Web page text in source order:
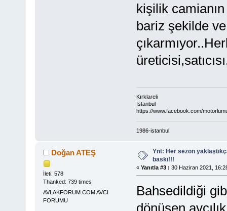
kişilik
bariz şekilde
Kırklareli
İstanbul
https://www.facebook.com/
1986-istanbul
Doğan ATEŞ
İleti: 578
Thanked: 739 times
AVLAKFORUM.COM AVCI
FORUMU
Ynt: Her sezon
baskı!!!
« Yanıtla #3 : 30 Haziran 2021,
Bahsedildiği
dönüşen